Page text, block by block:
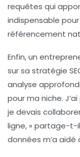
requêtes qui
indispensable
référencement
Enfin, un
sur sa stratégie
analyse
pour ma niche.
je devais
ligne, » partage-t-
données m’a